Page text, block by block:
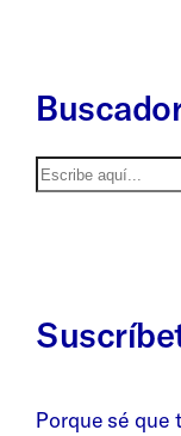
Buscar
Porque sé que